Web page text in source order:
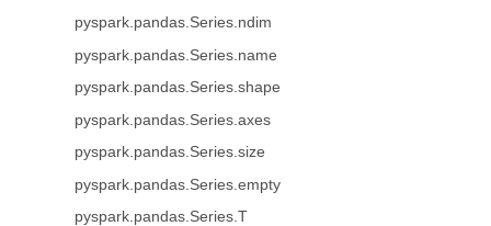
pyspark.pandas.Series.ndim
pyspark.pandas.Series.name
pyspark.pandas.Series.shape
pyspark.pandas.Series.axes
pyspark.pandas.Series.size
pyspark.pandas.Series.empty
pyspark.pandas.Series.T